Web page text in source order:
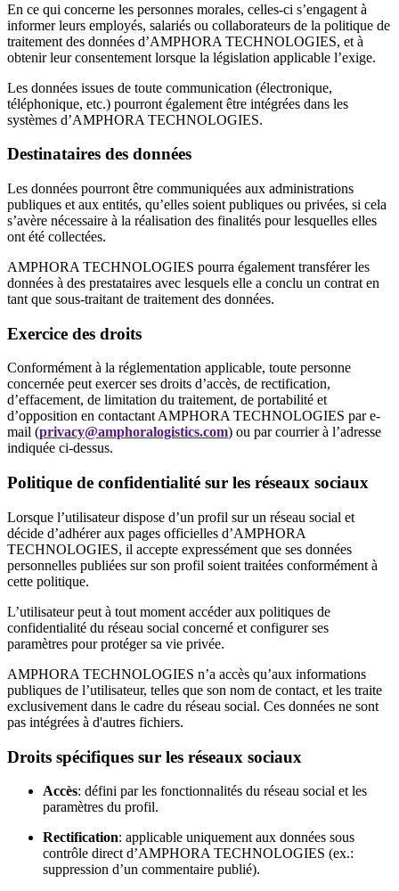
En ce qui concerne les personnes morales, celles-ci s’engagent à
informer leurs employés, salariés ou collaborateurs de la politique de
traitement des données d’AMPHORA TECHNOLOGIES, et à
obtenir leur consentement lorsque la législation applicable l’exige.
Les données issues de toute communication (électronique,
téléphonique, etc.) pourront également être intégrées dans les
systèmes d’AMPHORA TECHNOLOGIES.
Destinataires des données
Les données pourront être communiquées aux administrations
publiques et aux entités, qu’elles soient publiques ou privées, si cela
s’avère nécessaire à la réalisation des finalités pour lesquelles elles
ont été collectées.
AMPHORA TECHNOLOGIES pourra également transférer les
données à des prestataires avec lesquels elle a conclu un contrat en
tant que sous-traitant de traitement des données.
Exercice des droits
Conformément à la réglementation applicable, toute personne
concernée peut exercer ses droits d’accès, de rectification,
d’effacement, de limitation du traitement, de portabilité et
d’opposition en contactant AMPHORA TECHNOLOGIES par e-
mail (privacy@amphoralogistics.com) ou par courrier à l’adresse
indiquée ci-dessus.
Politique de confidentialité sur les réseaux sociaux
Lorsque l’utilisateur dispose d’un profil sur un réseau social et
décide d’adhérer aux pages officielles d’AMPHORA
TECHNOLOGIES, il accepte expressément que ses données
personnelles publiées sur son profil soient traitées conformément à
cette politique.
L’utilisateur peut à tout moment accéder aux politiques de
confidentialité du réseau social concerné et configurer ses
paramètres pour protéger sa vie privée.
AMPHORA TECHNOLOGIES n’a accès qu’aux informations
publiques de l’utilisateur, telles que son nom de contact, et les traite
exclusivement dans le cadre du réseau social. Ces données ne sont
pas intégrées à d'autres fichiers.
Droits spécifiques sur les réseaux sociaux
Accès: défini par les fonctionnalités du réseau social et les
paramètres du profil.
Rectification: applicable uniquement aux données sous
contrôle direct d’AMPHORA TECHNOLOGIES (ex.:
suppression d’un commentaire publié).